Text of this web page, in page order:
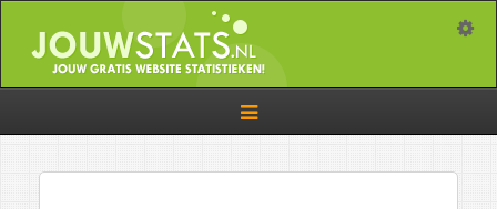
Toggle
navigation